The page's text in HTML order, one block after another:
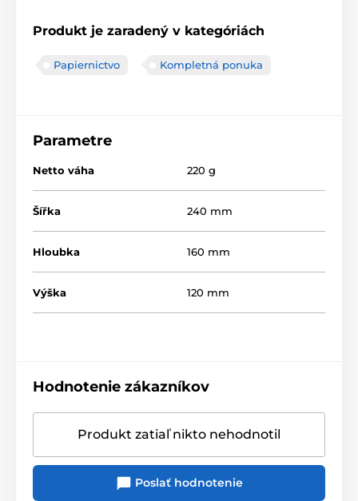
Produkt je zaradený v kategóriách
Papiernictvo Kompletná ponuka
Parametre
Netto váha 220 g
Šířka 240 mm
Hloubka 160 mm
Výška 120 mm
Hodnotenie zákazníkov
Produkt zatiaľ nikto nehodnotil
Poslať hodnotenie